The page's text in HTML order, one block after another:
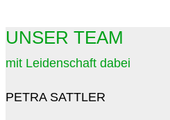
UNSER TEAM
mit Leidenschaft dabei
PETRA SATTLER